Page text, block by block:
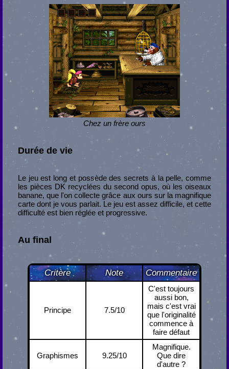
Chez un frère ours
Durée de vie
Le jeu est long et possède des secrets à la pelle, comme
les pièces DK recyclées du second opus, où les oiseaux
banane, que l'on collecte grâce aux ours sur la magnifique
carte dont je vous parlait. Le jeu est assez difficile, et cette
difficulté est bien réglée et progressive.
Au final
Critère Note Commentaire
Principe 7.5/10
C'est toujours
aussi bon,
mais c'est vrai
que l'originalité
commence à
faire défaut
Graphismes 9.25/10
Magnifique.
Que dire
d'autre ?